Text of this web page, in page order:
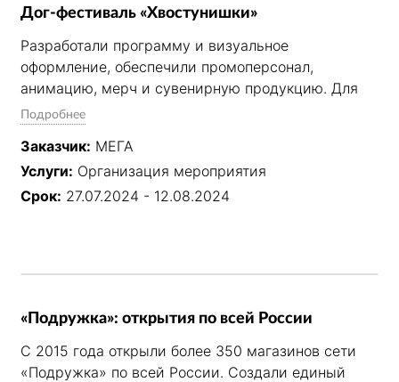
Дог-фестиваль «Хвостунишки»
Разработали программу и визуальное
оформление, обеспечили промоперсонал,
анимацию, мерч и сувенирную продукцию. Для
гостей провели модный показ, забег с питомцами,
кинолога и консультации ветеринарных экспертов.
Программу дополнили фотобудка, творческие
мастер-классы, аквагрим, лотерея и зоны отдыха.
Подробнее
Заказчик: МЕГА
Услуги: Организация мероприятия
Срок: 27.07.2024 - 12.08.2024
«Подружка»: открытия по всей России
С 2015 года открыли более 350 магазинов сети
«Подружка» по всей России. Создали единый